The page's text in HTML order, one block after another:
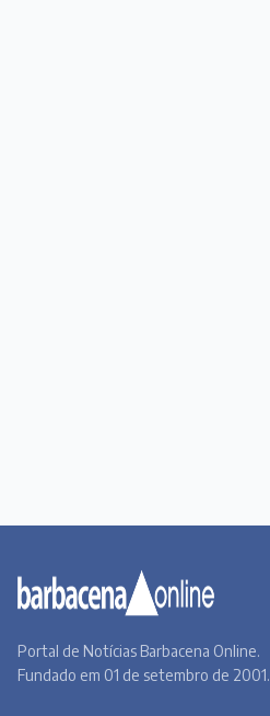
Portal de Notícias Barbacena Online.
Fundado em 01 de setembro de 2001.